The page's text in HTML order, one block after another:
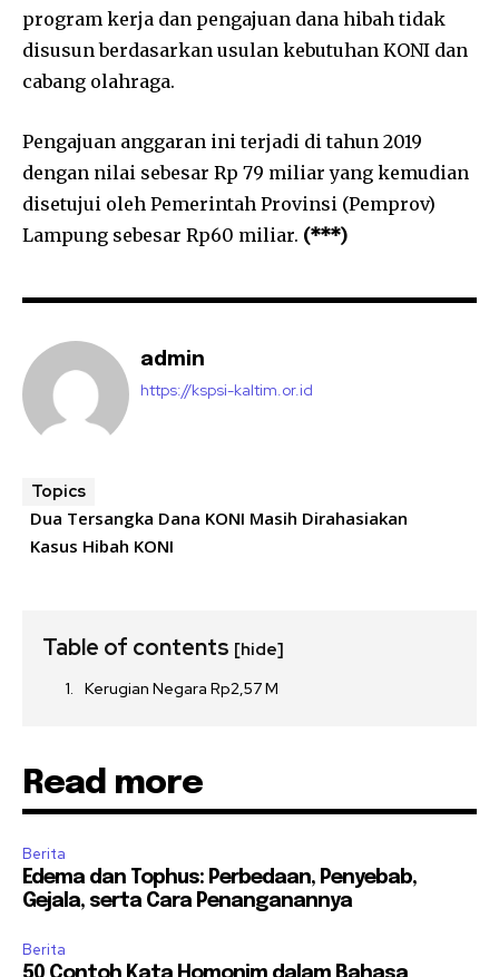
program kerja dan pengajuan dana hibah tidak
disusun berdasarkan usulan kebutuhan KONI dan
cabang olahraga.
Pengajuan anggaran ini terjadi di tahun 2019
dengan nilai sebesar Rp 79 miliar yang kemudian
disetujui oleh Pemerintah Provinsi (Pemprov)
Lampung sebesar Rp60 miliar. (***)
admin
https://kspsi-kaltim.or.id
Topics
Dua Tersangka Dana KONI Masih Dirahasiakan
Kasus Hibah KONI
Table of contents [hide]
Kerugian Negara Rp2,57 M
Read more
Berita
Edema dan Tophus: Perbedaan, Penyebab,
Gejala, serta Cara Penanganannya
Berita